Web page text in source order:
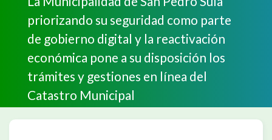
priorizando su seguridad como parte
de gobierno digital y la reactivación
económica pone a su disposición los
trámites y gestiones en línea del
Catastro Municipal